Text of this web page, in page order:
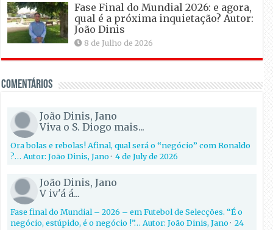
Fase Final do Mundial 2026: e agora,
qual é a próxima inquietação? Autor:
João Dinis
8 de Julho de 2026
Comentários
João Dinis, Jano
Viva o S. Diogo mais...
Ora bolas e rebolas! Afinal, qual será o “negócio” com Ronaldo
?… Autor: João Dinis, Jano·4 de July de 2026
João Dinis, Jano
V iv'á á...
Fase final do Mundial – 2026 – em Futebol de Selecções. “É o
negócio, estúpido, é o negócio !”… Autor: João Dinis, Jano·24